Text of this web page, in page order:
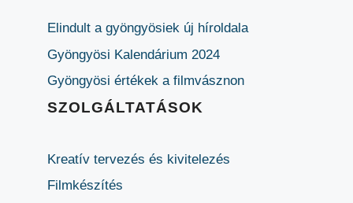
Elindult a gyöngyösiek új híroldala
Gyöngyösi Kalendárium 2024
Gyöngyösi értékek a filmvásznon
SZOLGÁLTATÁSOK
Kreatív tervezés és kivitelezés
Filmkészítés